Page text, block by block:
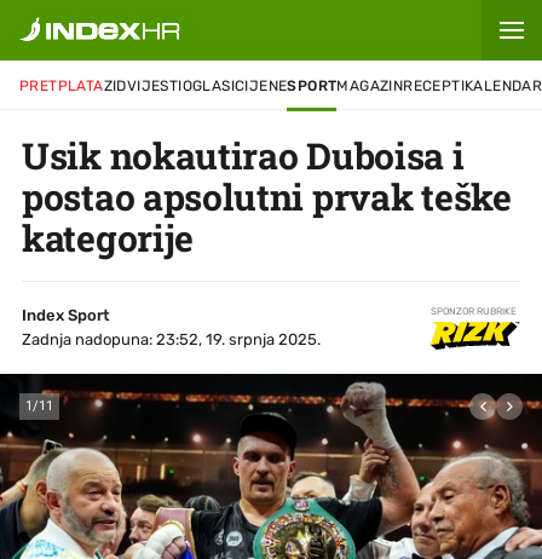
PRETPLATAZIDVIJESTIOGLASICIJENESPORTMAGAZINRECEPTIKALENDAR
Usik nokautirao Duboisa i
postao apsolutni prvak teške
kategorije
Index Sport
Zadnja nadopuna: 23:52, 19. srpnja 2025.
SPONZOR RUBRIKE
1/11